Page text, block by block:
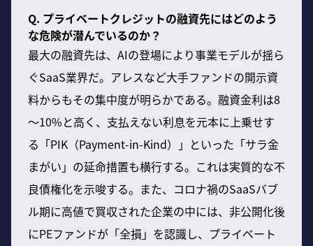
Q. プライベートクレジットの融資先にはどのよう
な危険が潜んでいるのか？
最大の融資先は、AIの登場により事業モデルが揺ら
ぐSaaS業界だ。アレスなど大手ファンドの開示資
料からもその集中度が明らかである。融資金利は8
～10%と高く、支払えない利息を元本に上乗せす
る「PIK（Payment-in-Kind）」といった「サラ金
まがい」の延命措置も横行する。これは実質的な不
良債権化を示唆する。また、コロナ禍のSaaSバブ
ル期に高値で買収された企業の中には、非公開化後
にPEファンドが「全損」を認識し、プライベート